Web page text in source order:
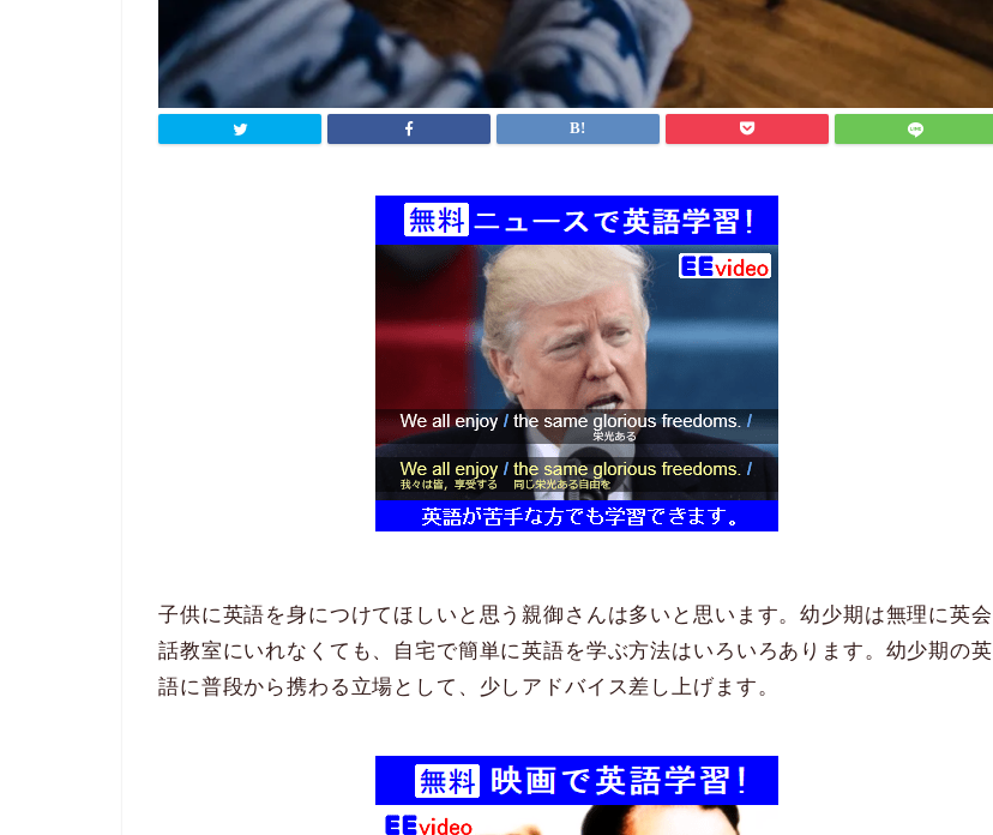
子供に英語を身につけてほしいと思う親御さんは多いと思います。幼少期は無理に英会
話教室にいれなくても、自宅で簡単に英語を学ぶ方法はいろいろあります。幼少期の英
語に普段から携わる立場として、少しアドバイス差し上げます。